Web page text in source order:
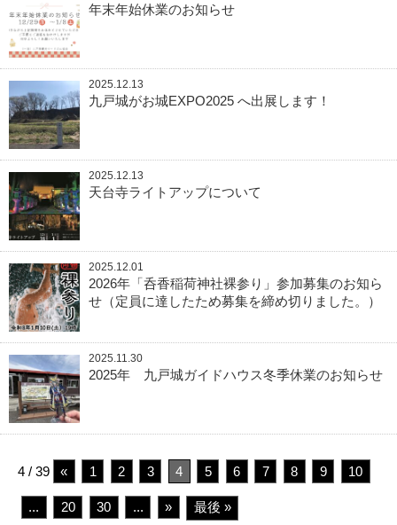
年末年始休業のお知らせ
2025.12.13
九戸城がお城EXPO2025 へ出展します！
2025.12.13
天台寺ライトアップについて
2025.12.01
2026年「呑香稲荷神社裸参り」参加募集のお知ら
せ（定員に達したため募集を締め切りました。）
2025.11.30
2025年 九戸城ガイドハウス冬季休業のお知らせ
4 / 39 « 1 2 3 4 5 6 7 8 9 10
... 20 30 ... » 最後 »